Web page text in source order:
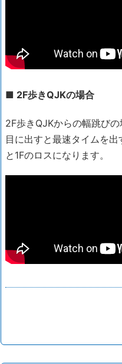
■ 2F歩きQJKの場合
2F歩きQJKからの幅跳び
目に出すと最速タイムを
と1Fのロスになります。